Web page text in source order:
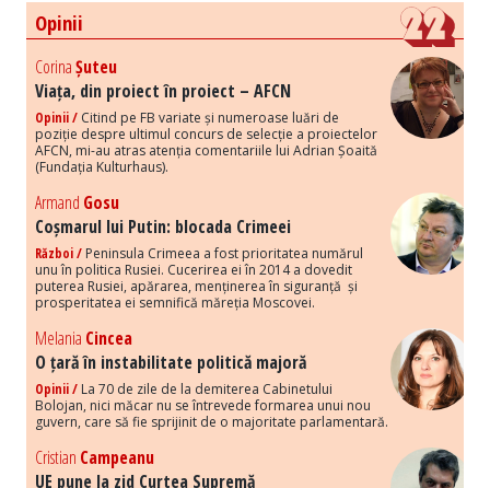
Opinii
CorinaȘuteu
Viața, din proiect în proiect – AFCN
Opinii / Citind pe FB variate și numeroase luări de
poziție despre ultimul concurs de selecție a proiectelor
AFCN, mi-au atras atenția comentariile lui Adrian Șoaită
(Fundația Kulturhaus).
Armand Gosu
Coșmarul lui Putin: blocada Crimeei
Război / Peninsula Crimeea a fost prioritatea numărul
unu în politica Rusiei. Cucerirea ei în 2014 a dovedit
puterea Rusiei, apărarea, menținerea în siguranță și
prosperitatea ei semnifică măreția Moscovei.
Melania Cincea
O țară în instabilitate politică majoră
Opinii / La 70 de zile de la demiterea Cabinetului
Bolojan, nici măcar nu se întrevede formarea unui nou
guvern, care să fie sprijinit de o majoritate parlamentară.
Cristian Campeanu
UE pune la zid Curtea Supremă